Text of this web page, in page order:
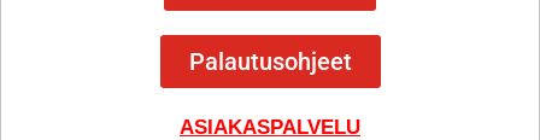
Palautusohjeet
ASIAKASPALVELU